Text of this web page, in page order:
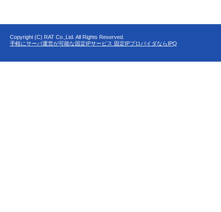
Copyright (C) RAT Co.,Ltd. All Rights Reserved.
手軽にサーバ運営が可能な固定IPサービス 固定IPプロバイダならIPQ